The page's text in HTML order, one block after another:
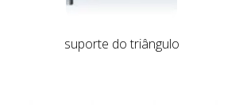
suporte do triângulo